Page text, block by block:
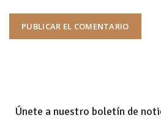
Únete a nuestro boletín de